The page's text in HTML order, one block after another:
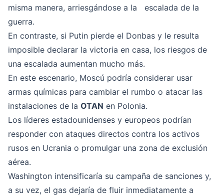
misma manera, arriesgándose a la escalada de la
guerra.
En contraste, si Putin pierde el Donbas y le resulta
imposible declarar la victoria en casa, los riesgos de
una escalada aumentan mucho más.
En este escenario, Moscú podría considerar usar
armas químicas para cambiar el rumbo o atacar las
instalaciones de la OTAN en Polonia.
Los líderes estadounidenses y europeos podrían
responder con ataques directos contra los activos
rusos en Ucrania o promulgar una zona de exclusión
aérea.
Washington intensificaría su campaña de sanciones y,
a su vez, el gas dejaría de fluir inmediatamente a